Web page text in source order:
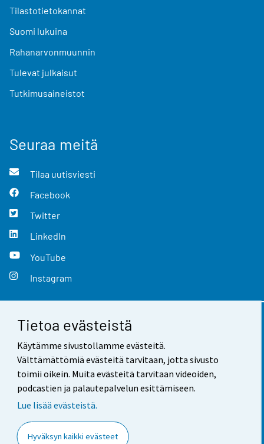
Tietoa evästeistä
Käytämme sivustollamme evästeitä.
Välttämättömiä evästeitä tarvitaan, jotta sivusto
toimii oikein. Muita evästeitä tarvitaan videoiden,
podcastien ja palautepalvelun esittämiseen.
Lue lisää evästeistä.
Hyväksyn kaikki evästeet
Tilastotietokannat
Suomi lukuina
Rahanarvonmuunnin
Tulevat julkaisut
Tutkimusaineistot
Seuraa meitä
Tilaa uutisviesti
Facebook
Twitter
LinkedIn
YouTube
Instagram
Yhteystiedot
Palaute
Käyttöehdot
Saavutettavuus